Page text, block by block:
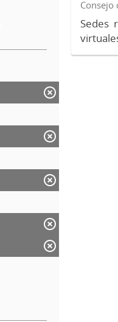
Consejo
Sedes